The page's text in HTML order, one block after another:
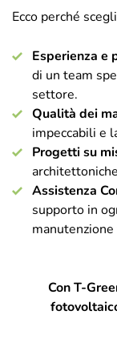
Ecco perché
Esperienza e
di un team
settore.
Qualità dei
impeccabili e
Progetti su
Assistenza
supporto in
Con T-